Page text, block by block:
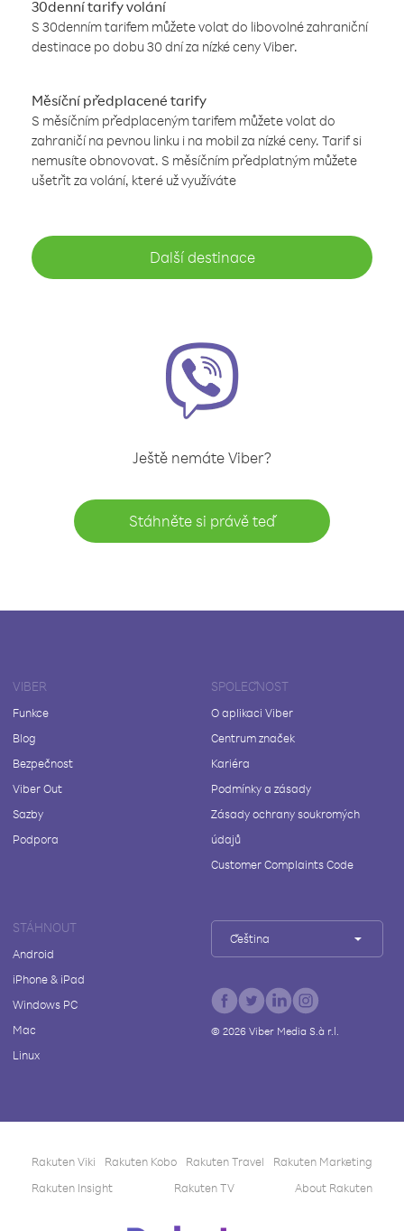
30denní tarify volání
S 30denním tarifem můžete volat do libovolné zahraniční
destinace po dobu 30 dní za nízké ceny Viber.
Měsíční předplacené tarify
S měsíčním předplaceným tarifem můžete volat do
zahraničí na pevnou linku i na mobil za nízké ceny. Tarif si
nemusíte obnovovat. S měsíčním předplatným můžete
ušetřit za volání, které už využíváte
Další destinace
Ještě nemáte Viber?
Stáhněte si právě teď
VIBER
Funkce
Blog
Bezpečnost
Viber Out
Sazby
Podpora
SPOLEČNOST
O aplikaci Viber
Centrum značek
Kariéra
Podmínky a zásady
Zásady ochrany soukromých
údajů
Customer Complaints Code
STÁHNOUT
Android
iPhone & iPad
Windows PC
Mac
Linux
Čeština
© 2026Viber Media S.à r.l.
Rakuten Viki Rakuten Kobo Rakuten Travel
Rakuten Marketing
Rakuten Insight
Rakuten TV About Rakuten